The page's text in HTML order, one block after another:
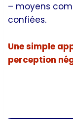
– moyens
confiées.
Une simple
perception